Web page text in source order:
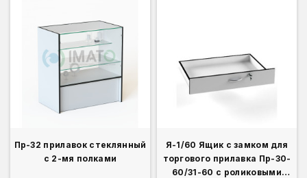
Пр-32 прилавок стеклянный
с 2-мя полками
Я-1/60 Ящик с замком для
торгового прилавка Пр-30-
60/31-60 с роликовыми